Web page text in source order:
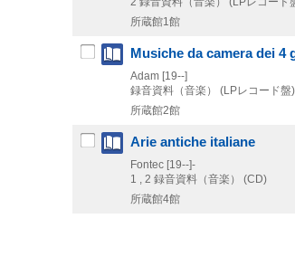
所蔵館1館
Musiche da camera dei 4
Adam [19--]
録音資料（音楽） (LPレコード盤)
所蔵館2館
Arie antiche italiane
Fontec [19--]-
1 , 2 録音資料（音楽） (CD)
所蔵館4館